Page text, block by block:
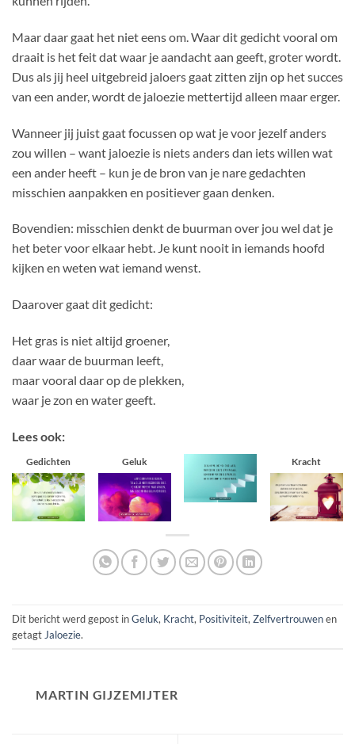
Maar daar gaat het niet eens om. Waar dit gedicht vooral om
draait is het feit dat waar je aandacht aan geeft, groter wordt.
Dus als jij heel uitgebreid jaloers gaat zitten zijn op het succes
van een ander, wordt de jaloezie mettertijd alleen maar erger.
Wanneer jij juist gaat focussen op wat je voor jezelf anders
zou willen – want jaloezie is niets anders dan iets willen wat
een ander heeft – kun je de bron van je nare gedachten
misschien aanpakken en positiever gaan denken.
Bovendien: misschien denkt de buurman over jou wel dat je
het beter voor elkaar hebt. Je kunt nooit in iemands hoofd
kijken en weten wat iemand wenst.
Daarover gaat dit gedicht:
Het gras is niet altijd groener,
daar waar de buurman leeft,
maar vooral daar op de plekken,
waar je zon en water geeft.
Lees ook:
Gedichten Geluk Kracht
Dit bericht werd gepost inGeluk, Kracht, Positiviteit, Zelfvertrouwenen
getagt Jaloezie.
MARTIN GIJZEMIJTER